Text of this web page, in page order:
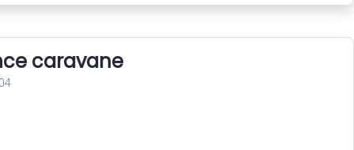
caravane